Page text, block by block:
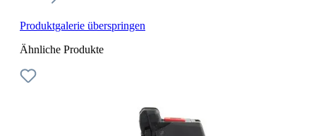
Produktgalerie überspringen
Ähnliche Produkte